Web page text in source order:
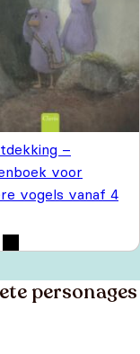
–
voor
vogels vanaf 4
personages